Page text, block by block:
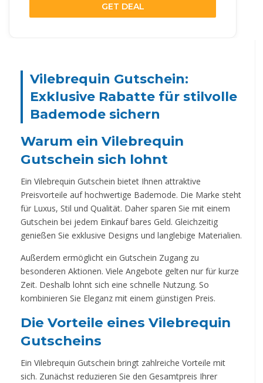
GET DEAL
Vilebrequin Gutschein:
Exklusive Rabatte für stilvolle
Bademode sichern
Warum ein Vilebrequin
Gutschein sich lohnt
Ein Vilebrequin Gutschein bietet Ihnen attraktive
Preisvorteile auf hochwertige Bademode. Die Marke steht
für Luxus, Stil und Qualität. Daher sparen Sie mit einem
Gutschein bei jedem Einkauf bares Geld. Gleichzeitig
genießen Sie exklusive Designs und langlebige Materialien.
Außerdem ermöglicht ein Gutschein Zugang zu
besonderen Aktionen. Viele Angebote gelten nur für kurze
Zeit. Deshalb lohnt sich eine schnelle Nutzung. So
kombinieren Sie Eleganz mit einem günstigen Preis.
Die Vorteile eines Vilebrequin
Gutscheins
Ein Vilebrequin Gutschein bringt zahlreiche Vorteile mit
sich. Zunächst reduzieren Sie den Gesamtpreis Ihrer